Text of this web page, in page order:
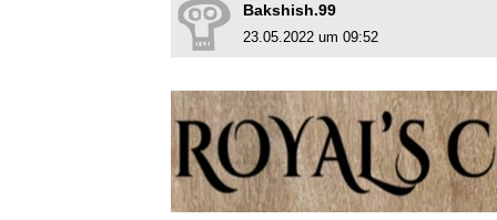
Bakshish.99
23.05.2022 um 09:52